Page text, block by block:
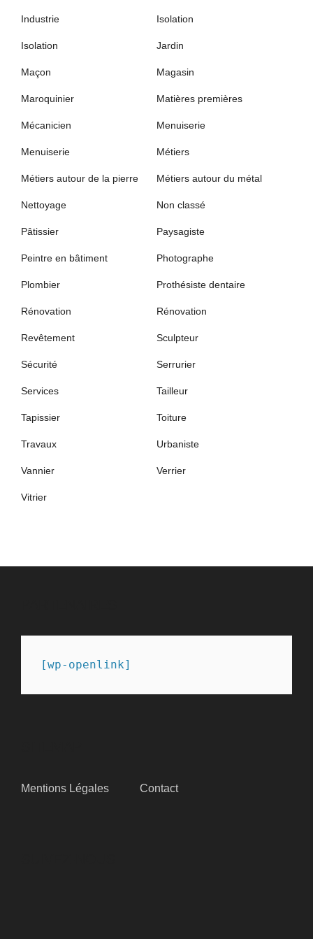
Industrie Isolation
Isolation Jardin
Maçon Magasin
Maroquinier Matières premières
Mécanicien Menuiserie
Menuiserie Métiers
Métiers autour de la pierre Métiers autour du métal
Nettoyage Non classé
Pâtissier Paysagiste
Peintre en bâtiment Photographe
Plombier Prothésiste dentaire
Rénovation Rénovation
Revêtement Sculpteur
Sécurité Serrurier
Services Tailleur
Tapissier Toiture
Travaux Urbaniste
Vannier Verrier
Vitrier
[wp-openlink]
Mentions Légales Contact